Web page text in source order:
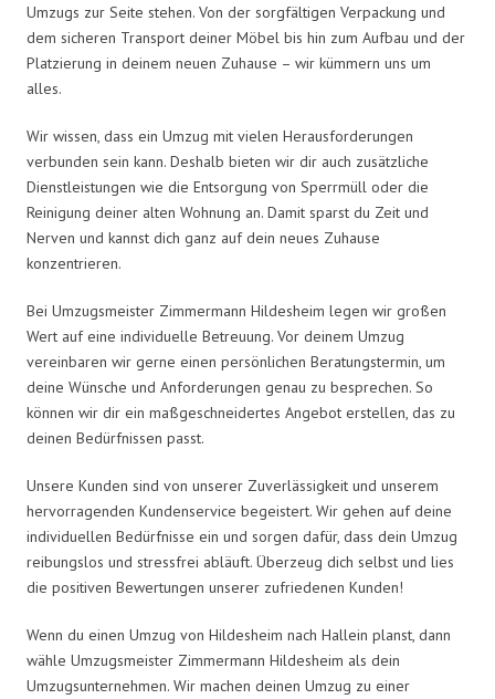
Umzugs zur Seite stehen. Von der sorgfältigen Verpackung und
dem sicheren Transport deiner Möbel bis hin zum Aufbau und der
Platzierung in deinem neuen Zuhause – wir kümmern uns um
alles.
Wir wissen, dass ein Umzug mit vielen Herausforderungen
verbunden sein kann. Deshalb bieten wir dir auch zusätzliche
Dienstleistungen wie die Entsorgung von Sperrmüll oder die
Reinigung deiner alten Wohnung an. Damit sparst du Zeit und
Nerven und kannst dich ganz auf dein neues Zuhause
konzentrieren.
Bei Umzugsmeister Zimmermann Hildesheim legen wir großen
Wert auf eine individuelle Betreuung. Vor deinem Umzug
vereinbaren wir gerne einen persönlichen Beratungstermin, um
deine Wünsche und Anforderungen genau zu besprechen. So
können wir dir ein maßgeschneidertes Angebot erstellen, das zu
deinen Bedürfnissen passt.
Unsere Kunden sind von unserer Zuverlässigkeit und unserem
hervorragenden Kundenservice begeistert. Wir gehen auf deine
individuellen Bedürfnisse ein und sorgen dafür, dass dein Umzug
reibungslos und stressfrei abläuft. Überzeug dich selbst und lies
die positiven Bewertungen unserer zufriedenen Kunden!
Wenn du einen Umzug von Hildesheim nach Hallein planst, dann
wähle Umzugsmeister Zimmermann Hildesheim als dein
Umzugsunternehmen. Wir machen deinen Umzug zu einer